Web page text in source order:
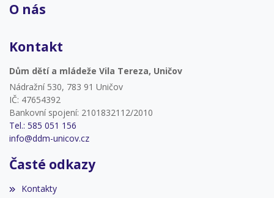
O nás
Kontakt
Dům dětí a mládeže Vila Tereza, Uničov
Nádražní 530, 783 91 Uničov
IČ: 47654392
Bankovní spojení: 2101832112/2010
Tel.: 585 051 156
info@ddm-unicov.cz
Časté odkazy
Kontakty